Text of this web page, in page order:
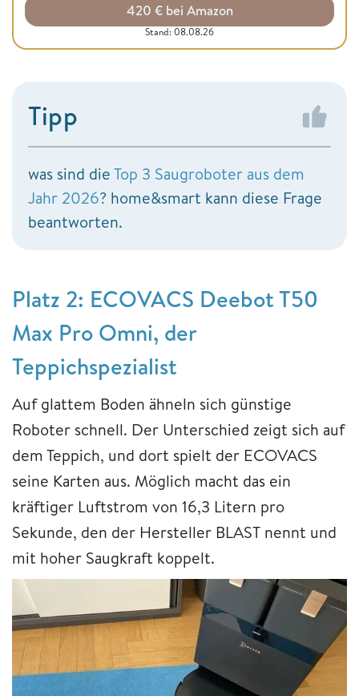
420 € bei Amazon
Stand: 08.08.26
Tipp
was sind dieTop 3 Saugroboter aus dem
Jahr 2026? home&smart kann diese Frage
beantworten.
Platz 2: ECOVACS Deebot T50
Max Pro Omni, der
Teppichspezialist
Auf glattem Boden ähneln sich günstige
Roboter schnell. Der Unterschied zeigt sich auf
dem Teppich, und dort spielt der ECOVACS
seine Karten aus. Möglich macht das ein
kräftiger Luftstrom von 16,3 Litern pro
Sekunde, den der Hersteller BLAST nennt und
mit hoher Saugkraft koppelt.